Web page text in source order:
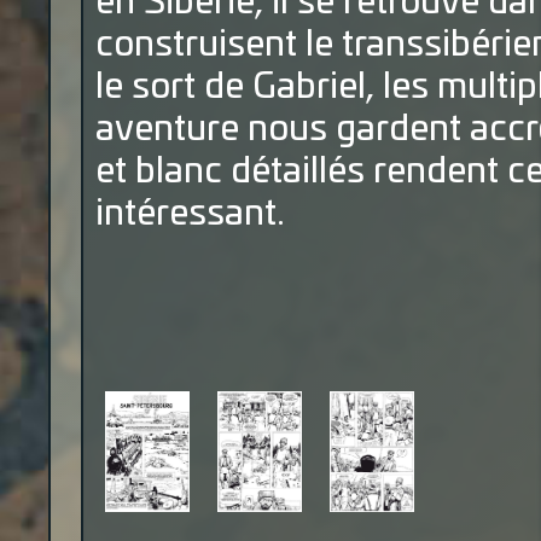
construisent le
le sort de Gabriel, les
aventure nous gardent
et blanc détaillés rendent
intéressant.